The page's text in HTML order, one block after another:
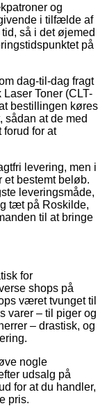
og
i tilfælde af
så i det øjemed
på
dag-til-dag fragt
Toner (CLT-
bestillingen køres
sådan at de med
forud for at
levering, men i
bestemt beløb.
leveringsmåde,
tæt på Roskilde,
til at bringe
for
shops på
været tvunget til
varer – til piger og
– drastisk, og
nogle
udsalg på
for at du handler,
pris.